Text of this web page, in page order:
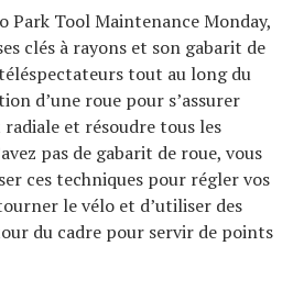
Park Tool Maintenance Monday,
clés à rayons et son gabarit de
tout au long du
d’une roue pour s’assurer
et résoudre tous les
pas de gabarit de roue, vous
ces techniques pour régler vos
le vélo et d’utiliser des
du cadre pour servir de points